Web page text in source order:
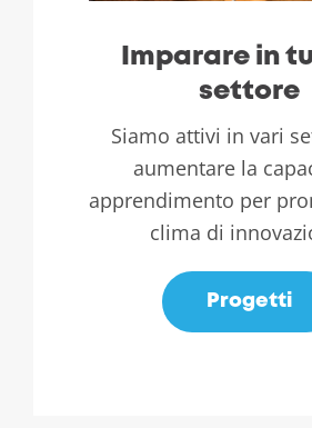
Imparare in
settore
Siamo attivi in ​​vari
aumentare la
apprendimento per
clima di
Progetti